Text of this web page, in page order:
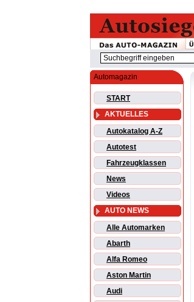
Automagazin
START
AKTUELLES
Autokatalog A-Z
Autotest
Fahrzeugklassen
News
Videos
AUTO NEWS
Alle Automarken
Abarth
Alfa Romeo
Aston Martin
Audi